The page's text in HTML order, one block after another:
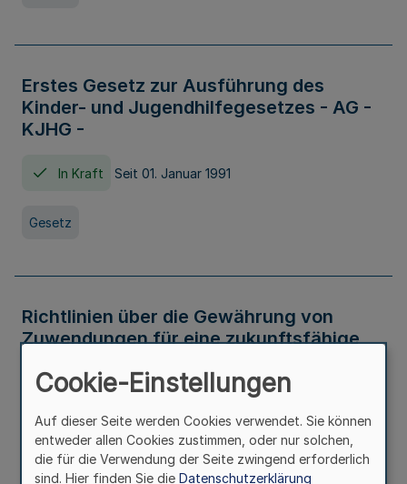
Erstes Gesetz zur Ausführung des
Kinder- und Jugendhilfegesetzes - AG -
KJHG -
In Kraft Seit 01. Januar 1991
Gesetz
Richtlinien über die Gewährung von
Zuwendungen für eine zukunftsfähige
Nordrhein-Westfalen
In Kraft
Verwaltungsvorschrift
Cookie-Einstellungen
Auf dieser Seite werden Cookies verwendet. Sie können
entweder allen Cookies zustimmen, oder nur solchen,
die für die Verwendung der Seite zwingend erforderlich
sind. Hier finden Sie die Datenschutzerklärung